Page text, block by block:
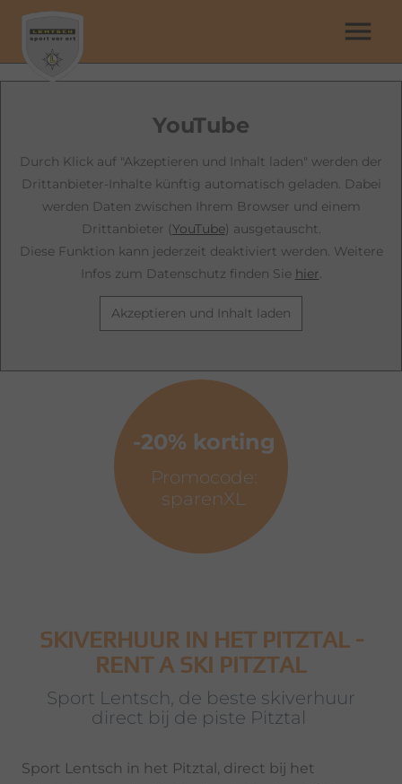
menu
YouTube
Durch Klick auf "Akzeptieren und Inhalt laden" werden der
Drittanbieter-Inhalte künftig automatisch geladen. Dabei
werden Daten zwischen Ihrem Browser und einem
Drittanbieter (YouTube) ausgetauscht.
Diese Funktion kann jederzeit deaktiviert werden. Weitere
Infos zum Datenschutz finden Sie hier.
Akzeptieren und Inhalt laden
-20% korting
Promocode:
sparenXL
SKIVERHUUR IN HET PITZTAL -
RENT A SKI PITZTAL
Sport Lentsch, de beste skiverhuur
direct bij de piste Pitztal
Sport Lentsch in het Pitztal, direct bij het